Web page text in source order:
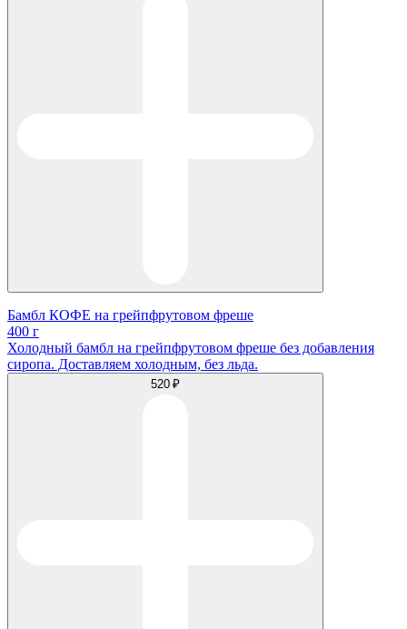
Бамбл КОФЕ на грейпфрутовом фреше
400 г
Холодный бамбл на грейпфрутовом фреше без добавления
сиропа. Доставляем холодным, без льда.
520 ₽